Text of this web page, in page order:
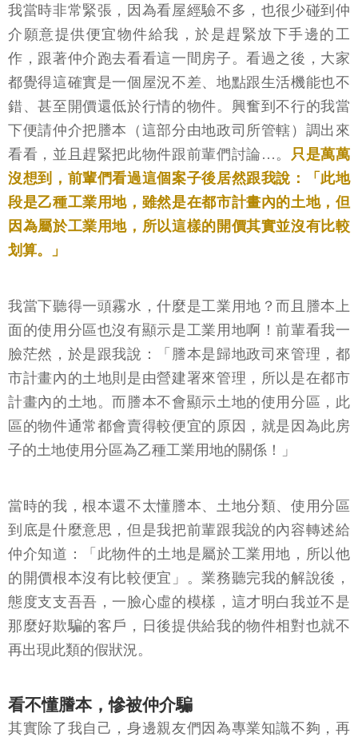
我當時非常緊張，因為看屋經驗不多，也很少碰到仲
介願意提供便宜物件給我，於是趕緊放下手邊的工
作，跟著仲介跑去看看這一間房子。看過之後，大家
都覺得這確實是一個屋況不差、地點跟生活機能也不
錯、甚至開價還低於行情的物件。興奮到不行的我當
下便請仲介把謄本（這部分由地政司所管轄）調出來
看看，並且趕緊把此物件跟前輩們討論…。 只是萬萬
沒想到，前輩們看過這個案子後居然跟我說：「此地
段是乙種工業用地，雖然是在都市計畫內的土地，但
因為屬於工業用地，所以這樣的開價其實並沒有比較
划算。」
我當下聽得一頭霧水，什麼是工業用地？而且謄本上
面的使用分區也沒有顯示是工業用地啊！前輩看我一
臉茫然，於是跟我說：「謄本是歸地政司來管理，都
市計畫內的土地則是由營建署來管理，所以是在都市
計畫內的土地。而謄本不會顯示土地的使用分區，此
區的物件通常都會賣得較便宜的原因，就是因為此房
子的土地使用分區為乙種工業用地的關係！」
當時的我，根本還不太懂謄本、土地分類、使用分區
到底是什麼意思，但是我把前輩跟我說的內容轉述給
仲介知道：「此物件的土地是屬於工業用地，所以他
的開價根本沒有比較便宜」。業務聽完我的解說後，
態度支支吾吾，一臉心虛的模樣，這才明白我並不是
那麼好欺騙的客戶，日後提供給我的物件相對也就不
再出現此類的假狀況。
看不懂謄本，慘被仲介騙
其實除了我自己，身邊親友們因為專業知識不夠，再